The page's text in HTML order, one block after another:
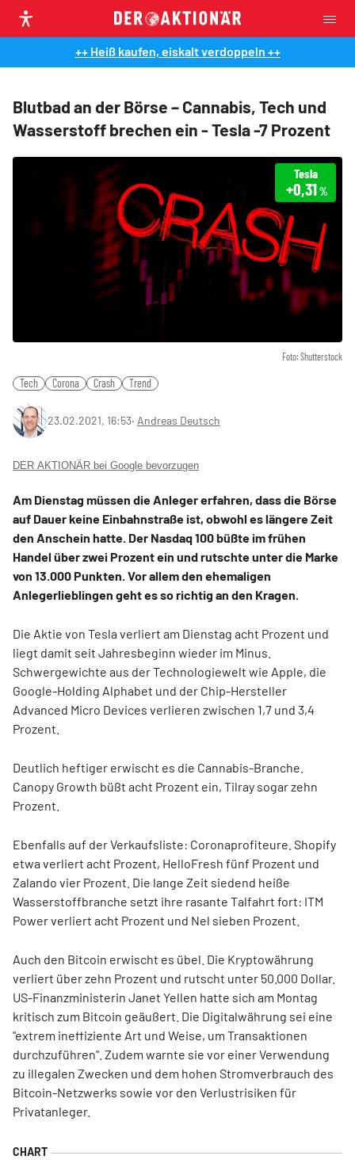
++ Heiß kaufen, eiskalt verdoppeln ++
Blutbad an der Börse – Cannabis, Tech und
Wasserstoff brechen ein - Tesla -7 Prozent
Foto: Shutterstock
Tesla
+0,31%
Tech Corona Crash Trend
23.02.2021, 16:53‧ Andreas Deutsch
DER AKTIONÄR bei Google bevorzugen
Am Dienstag müssen die Anleger erfahren, dass die Börse
auf Dauer keine Einbahnstraße ist, obwohl es längere Zeit
den Anschein hatte. Der Nasdaq 100 büßte im frühen
Handel über zwei Prozent ein und rutschte unter die Marke
von 13.000 Punkten. Vor allem den ehemaligen
Anlegerlieblingen geht es so richtig an den Kragen.
Die Aktie von Tesla verliert am Dienstag acht Prozent und
liegt damit seit Jahresbeginn wieder im Minus.
Schwergewichte aus der Technologiewelt wie Apple, die
Google-Holding Alphabet und der Chip-Hersteller
Advanced Micro Devices verlieren zwischen 1,7 und 3,4
Prozent.
Deutlich heftiger erwischt es die Cannabis-Branche.
Canopy Growth büßt acht Prozent ein, Tilray sogar zehn
Prozent.
Ebenfalls auf der Verkaufsliste: Coronaprofiteure. Shopify
etwa verliert acht Prozent, HelloFresh fünf Prozent und
Zalando vier Prozent. Die lange Zeit siedend heiße
Wasserstoffbranche setzt ihre rasante Talfahrt fort: ITM
Power verliert acht Prozent und Nel sieben Prozent.
Auch den Bitcoin erwischt es übel. Die Kryptowährung
verliert über zehn Prozent und rutscht unter 50.000 Dollar.
US-Finanzministerin Janet Yellen hatte sich am Montag
kritisch zum Bitcoin geäußert. Die Digitalwährung sei eine
"extrem ineffiziente Art und Weise, um Transaktionen
durchzuführen". Zudem warnte sie vor einer Verwendung
zu illegalen Zwecken und dem hohen Stromverbrauch des
Bitcoin-Netzwerks sowie vor den Verlustrisiken für
Privatanleger.